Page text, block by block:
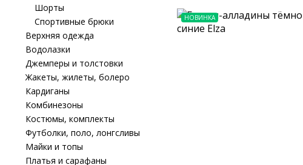
Шорты
Спортивные брюки
Верхняя одежда
Водолазки
Джемперы и толстовки
Жакеты, жилеты, болеро
Кардиганы
Комбинезоны
Костюмы, комплекты
Футболки, поло, лонгсливы
Майки и топы
Платья и сарафаны
НОВИНКА